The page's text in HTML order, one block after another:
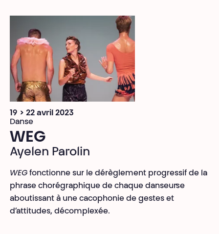
19 > 22 avril 2023
Danse
WEG
Ayelen Parolin
WEG fonctionne sur le dérèglement progressif de la
phrase chorégraphique de chaque danseur·se
aboutissant à une cacophonie de gestes et
d’attitudes, décomplexée.